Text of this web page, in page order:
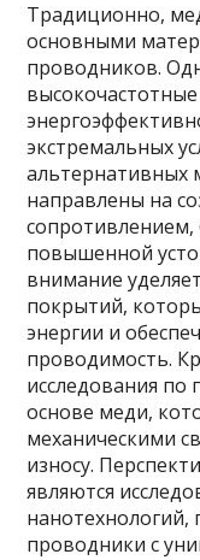
Традиционно,
основными
проводников.
экстремальных
альтернативных
направлены на
повышенной
внимание
покрытий,
энергии и
проводимость.
исследования
основе меди,
механическими
износу.
являются
проводники с